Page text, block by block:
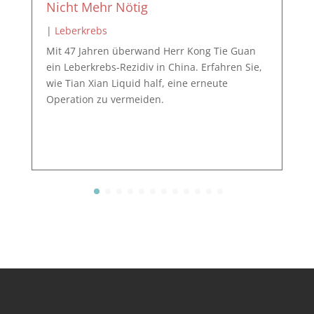
Nicht Mehr Nötig
| Leberkrebs
Mit 47 Jahren überwand Herr Kong Tie Guan
ein Leberkrebs-Rezidiv in China. Erfahren Sie,
wie Tian Xian Liquid half, eine erneute
Operation zu vermeiden.